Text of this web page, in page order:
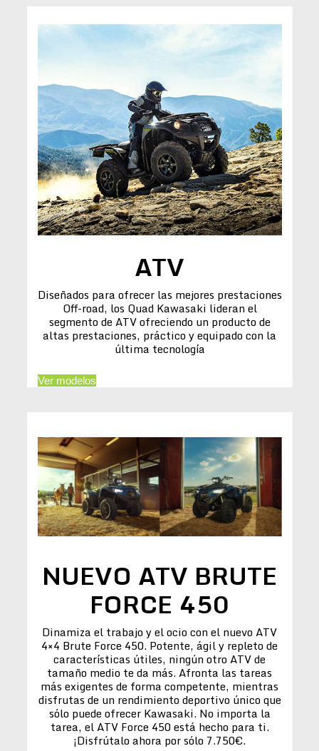
ATV
Diseñados para ofrecer las mejores prestaciones
Off-road, los Quad Kawasaki lideran el
segmento de ATV ofreciendo un producto de
altas prestaciones, práctico y equipado con la
última tecnología
Ver modelos
NUEVO ATV BRUTE
FORCE 450
Dinamiza el trabajo y el ocio con el nuevo ATV
4×4 Brute Force 450. Potente, ágil y repleto de
características útiles, ningún otro ATV de
tamaño medio te da más. Afronta las tareas
más exigentes de forma competente, mientras
disfrutas de un rendimiento deportivo único que
sólo puede ofrecer Kawasaki. No importa la
tarea, el ATV Force 450 está hecho para ti.
¡Disfrútalo ahora por sólo 7.750€.